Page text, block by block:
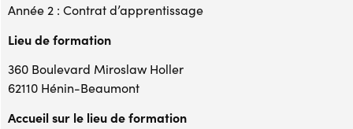
Année 2 : Contrat d’apprentissage
Lieu de formation
360 Boulevard Miroslaw Holler
62110 Hénin-Beaumont
Accueil sur le lieu de formation